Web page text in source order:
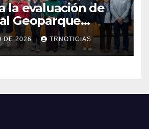
la evaluación de
Geoparque
Pillanmapu en el
DE 2026 TRNOTICIAS